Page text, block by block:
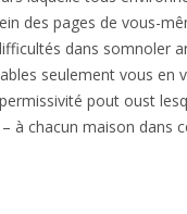
des pages de vous-
dans somnoler
seulement vous en
pout oust
à chacun maison dans